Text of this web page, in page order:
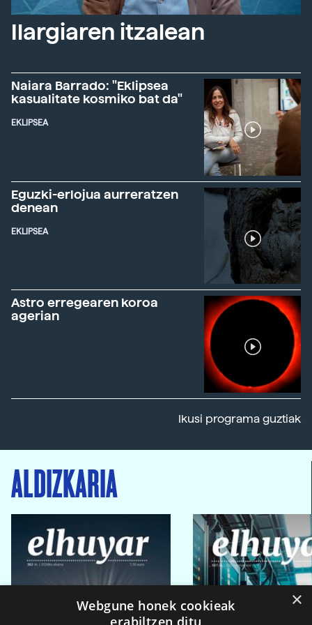
Ilargiaren itzalean
Naiara Barrado: "Eklipsea
kasualitate kosmiko bat da"
EKLIPSEA
Eguzki-erlojua aurreratzen
denean
EKLIPSEA
Astro erregearen koroa
agerian
Ikusi programa guztiak
ALDIZKARIA
×
Webgune honek cookieak
erabiltzen ditu